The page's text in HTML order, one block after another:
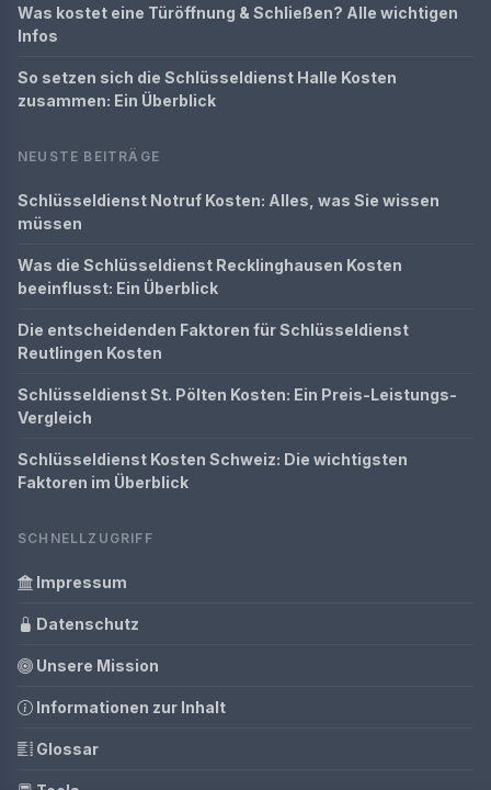
Was kostet eine Türöffnung & Schließen? Alle wichtigen
Infos
So setzen sich die Schlüsseldienst Halle Kosten
zusammen: Ein Überblick
NEUSTE BEITRÄGE
Schlüsseldienst Notruf Kosten: Alles, was Sie wissen
müssen
Was die Schlüsseldienst Recklinghausen Kosten
beeinflusst: Ein Überblick
Die entscheidenden Faktoren für Schlüsseldienst
Reutlingen Kosten
Schlüsseldienst St. Pölten Kosten: Ein Preis-Leistungs-
Vergleich
Schlüsseldienst Kosten Schweiz: Die wichtigsten
Faktoren im Überblick
SCHNELLZUGRIFF
Impressum
Datenschutz
Unsere Mission
Informationen zur Inhalt
Glossar